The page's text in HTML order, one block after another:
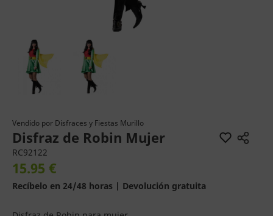
Vendido por Disfraces y Fiestas Murillo
Disfraz de Robin Mujer
RC92122
15.95 €
Recíbelo en 24/48 horas | Devolución gratuita